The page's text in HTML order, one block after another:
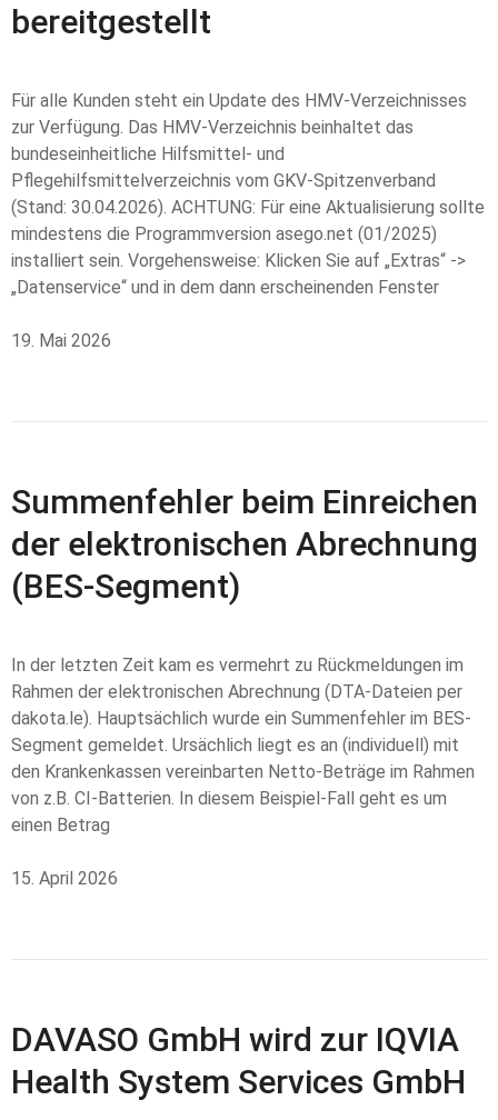
bereitgestellt
Für alle Kunden steht ein Update des HMV-Verzeichnisses
zur Verfügung. Das HMV-Verzeichnis beinhaltet das
bundeseinheitliche Hilfsmittel- und
Pflegehilfsmittelverzeichnis vom GKV-Spitzenverband
(Stand: 30.04.2026). ACHTUNG: Für eine Aktualisierung sollte
mindestens die Programmversion asego.net (01/2025)
installiert sein. Vorgehensweise: Klicken Sie auf „Extras“ ->
„Datenservice“ und in dem dann erscheinenden Fenster
19. Mai 2026
Summenfehler beim Einreichen
der elektronischen Abrechnung
(BES-Segment)
In der letzten Zeit kam es vermehrt zu Rückmeldungen im
Rahmen der elektronischen Abrechnung (DTA-Dateien per
dakota.le). Hauptsächlich wurde ein Summenfehler im BES-
Segment gemeldet. Ursächlich liegt es an (individuell) mit
den Krankenkassen vereinbarten Netto-Beträge im Rahmen
von z.B. CI-Batterien. In diesem Beispiel-Fall geht es um
einen Betrag
15. April 2026
DAVASO GmbH wird zur IQVIA
Health System Services GmbH